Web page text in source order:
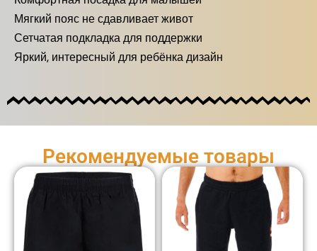
Мягкий пояс не сдавливает живот
Сетчатая подкладка для поддержки
Яркий, интересный для ребёнка дизайн
Рекомендуемые товары